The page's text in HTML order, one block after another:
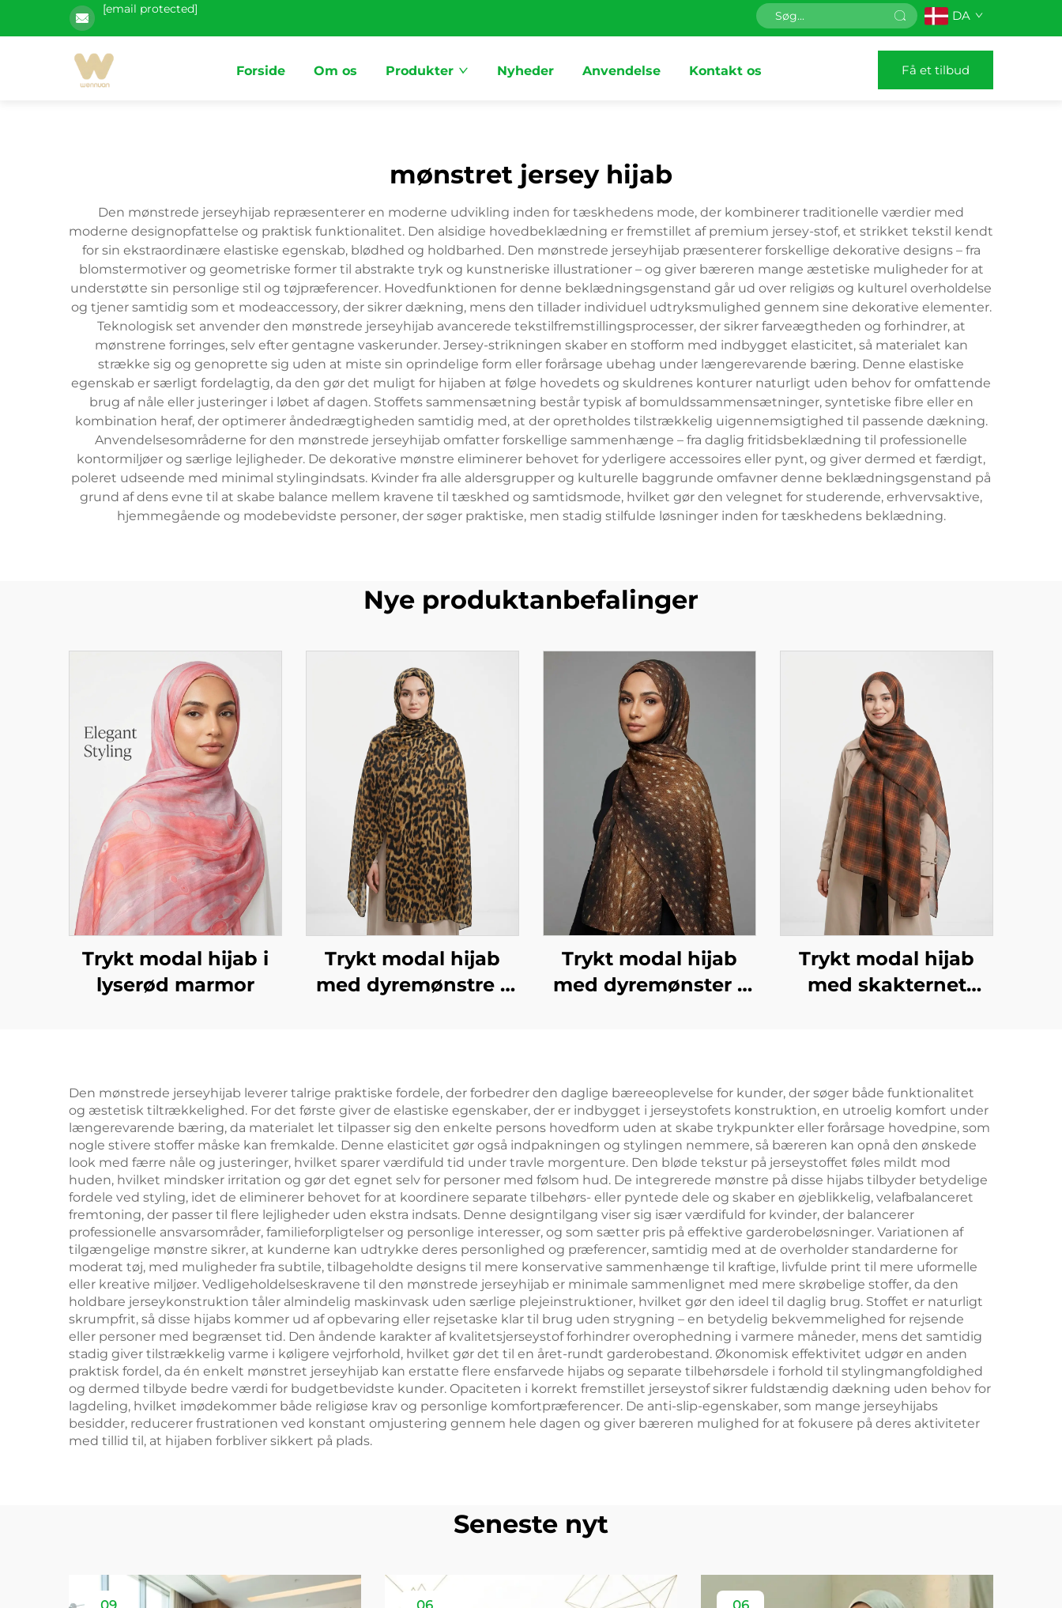
[email protected] DA
Forside Om os Produkter Nyheder Anvendelse Kontakt os Få et tilbud
mønstret jersey hijab
Den mønstrede jerseyhijab repræsenterer en moderne udvikling inden for tæskhedens mode, der kombinerer traditionelle værdier med
moderne designopfattelse og praktisk funktionalitet. Den alsidige hovedbeklædning er fremstillet af premium jersey-stof, et strikket tekstil kendt
for sin ekstraordinære elastiske egenskab, blødhed og holdbarhed. Den mønstrede jerseyhijab præsenterer forskellige dekorative designs – fra
blomstermotiver og geometriske former til abstrakte tryk og kunstneriske illustrationer – og giver bæreren mange æstetiske muligheder for at
understøtte sin personlige stil og tøjpræferencer. Hovedfunktionen for denne beklædningsgenstand går ud over religiøs og kulturel overholdelse
og tjener samtidig som et modeaccessory, der sikrer dækning, mens den tillader individuel udtryksmulighed gennem sine dekorative elementer.
Teknologisk set anvender den mønstrede jerseyhijab avancerede tekstilfremstillingsprocesser, der sikrer farveægtheden og forhindrer, at
mønstrene forringes, selv efter gentagne vaskerunder. Jersey-strikningen skaber en stofform med indbygget elasticitet, så materialet kan
strække sig og genoprette sig uden at miste sin oprindelige form eller forårsage ubehag under længerevarende bæring. Denne elastiske
egenskab er særligt fordelagtig, da den gør det muligt for hijaben at følge hovedets og skuldrenes konturer naturligt uden behov for omfattende
brug af nåle eller justeringer i løbet af dagen. Stoffets sammensætning består typisk af bomuldssammensætninger, syntetiske fibre eller en
kombination heraf, der optimerer åndedrægtigheden samtidig med, at der opretholdes tilstrækkelig uigennemsigtighed til passende dækning.
Anvendelsesområderne for den mønstrede jerseyhijab omfatter forskellige sammenhænge – fra daglig fritidsbeklædning til professionelle
kontormiljøer og særlige lejligheder. De dekorative mønstre eliminerer behovet for yderligere accessoires eller pynt, og giver dermed et færdigt,
poleret udseende med minimal stylingindsats. Kvinder fra alle aldersgrupper og kulturelle baggrunde omfavner denne beklædningsgenstand på
grund af dens evne til at skabe balance mellem kravene til tæskhed og samtidsmode, hvilket gør den velegnet for studerende, erhvervsaktive,
hjemmegående og modebevidste personer, der søger praktiske, men stadig stilfulde løsninger inden for tæskhedens beklædning.
Nye produktanbefalinger
Trykt modal hijab i
lyserød marmor
Trykt modal hijab
med dyremønstre –
Trykt modal hijab
med dyremønster –
Trykt modal hijab
med skakternet
Den mønstrede jerseyhijab leverer talrige praktiske fordele, der forbedrer den daglige bæreeoplevelse for kunder, der søger både funktionalitet
og æstetisk tiltrækkelighed. For det første giver de elastiske egenskaber, der er indbygget i jerseystofets konstruktion, en utroelig komfort under
længerevarende bæring, da materialet let tilpasser sig den enkelte persons hovedform uden at skabe trykpunkter eller forårsage hovedpine, som
nogle stivere stoffer måske kan fremkalde. Denne elasticitet gør også indpakningen og stylingen nemmere, så bæreren kan opnå den ønskede
look med færre nåle og justeringer, hvilket sparer værdifuld tid under travle morgenture. Den bløde tekstur på jerseystoffet føles mildt mod
huden, hvilket mindsker irritation og gør det egnet selv for personer med følsom hud. De integrerede mønstre på disse hijabs tilbyder betydelige
fordele ved styling, idet de eliminerer behovet for at koordinere separate tilbehørs- eller pyntede dele og skaber en øjeblikkelig, velafbalanceret
fremtoning, der passer til flere lejligheder uden ekstra indsats. Denne designtilgang viser sig især værdifuld for kvinder, der balancerer
professionelle ansvarsområder, familieforpligtelser og personlige interesser, og som sætter pris på effektive garderobeløsninger. Variationen af
tilgængelige mønstre sikrer, at kunderne kan udtrykke deres personlighed og præferencer, samtidig med at de overholder standarderne for
moderat tøj, med muligheder fra subtile, tilbageholdte designs til mere konservative sammenhænge til kraftige, livfulde print til mere uformelle
eller kreative miljøer. Vedligeholdelseskravene til den mønstrede jerseyhijab er minimale sammenlignet med mere skrøbelige stoffer, da den
holdbare jerseykonstruktion tåler almindelig maskinvask uden særlige plejeinstruktioner, hvilket gør den ideel til daglig brug. Stoffet er naturligt
skrumpfrit, så disse hijabs kommer ud af opbevaring eller rejsetaske klar til brug uden strygning – en betydelig bekvemmelighed for rejsende
eller personer med begrænset tid. Den åndende karakter af kvalitetsjerseystof forhindrer overophedning i varmere måneder, mens det samtidig
stadig giver tilstrækkelig varme i køligere vejrforhold, hvilket gør det til en året-rundt garderobestand. Økonomisk effektivitet udgør en anden
praktisk fordel, da én enkelt mønstret jerseyhijab kan erstatte flere ensfarvede hijabs og separate tilbehørsdele i forhold til stylingmangfoldighed
og dermed tilbyde bedre værdi for budgetbevidste kunder. Opaciteten i korrekt fremstillet jerseystof sikrer fuldstændig dækning uden behov for
lagdeling, hvilket imødekommer både religiøse krav og personlige komfortpræferencer. De anti-slip-egenskaber, som mange jerseyhijabs
besidder, reducerer frustrationen ved konstant omjustering gennem hele dagen og giver bæreren mulighed for at fokusere på deres aktiviteter
med tillid til, at hijaben forbliver sikkert på plads.
Seneste nyt